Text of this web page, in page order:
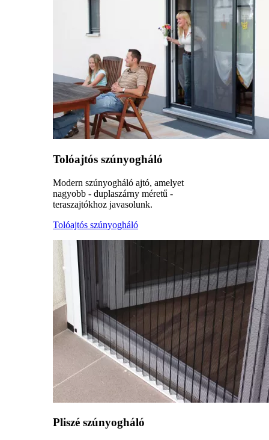
Tolóajtós szúnyogháló
Modern szúnyogháló ajtó, amelyet
nagyobb - duplaszárny méretű -
teraszajtókhoz javasolunk.
Tolóajtós szúnyogháló
Pliszé szúnyogháló